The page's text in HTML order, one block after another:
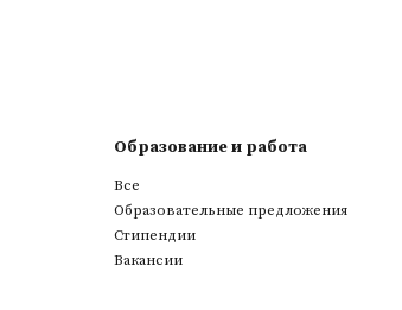
Образование и работа
Все
Образовательные предложения
Стипендии
Вакансии